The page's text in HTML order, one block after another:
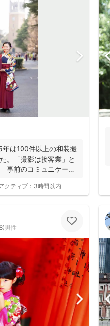
は100件以上の和装撮
。「撮影は接客業」と
事前のコミュニケーシ
クティブ： 3時間以内
)男性